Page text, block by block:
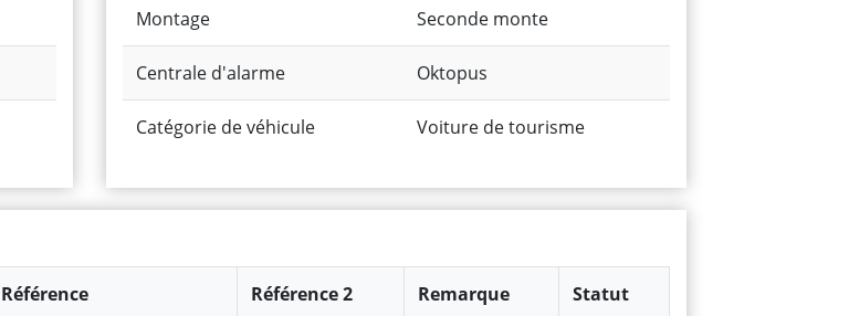
Montage Seconde monte
Centrale d'alarme Oktopus
Catégorie de véhicule Voiture de tourisme
Référence Référence 2 Remarque Statut